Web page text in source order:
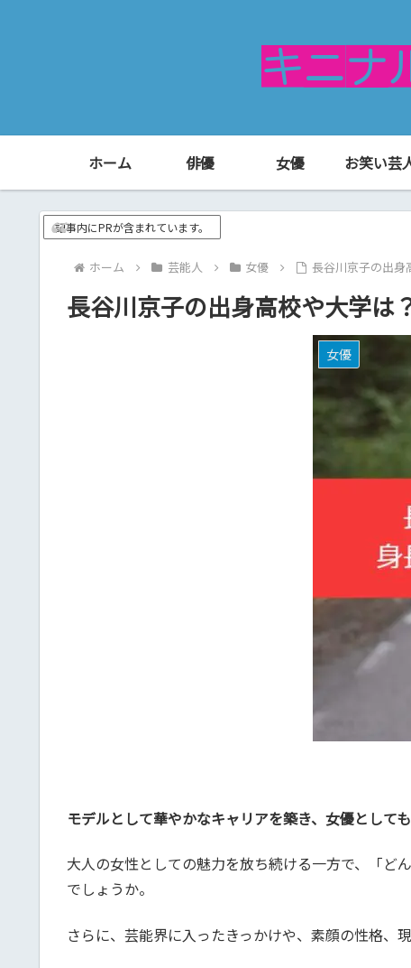
ホーム 俳優 女優 お笑い芸
記事内にPRが含まれています。
ホーム 芸能人 女優 長谷川京子の出身
長谷川京子の出身高校や大学は
女優
モデルとして華やかなキャリアを築き、女優として
大人の女性としての魅力を放ち続ける一方で、「
でしょうか。
さらに、芸能界に入ったきっかけや、素顔の性格、